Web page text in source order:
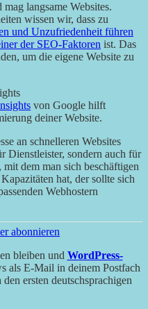
langsame Websites.
wissen wir, dass zu
und Unzufriedenheit führen
der SEO-Faktoren ist. Das
um die eigene Website zu
von Google hilft
deiner Website.
an schnelleren Websites
Dienstleister, sondern auch für
dem man sich beschäftigen
hat, der sollte sich
Webhostern
bleiben und WordPress-
als E-Mail in deinem Postfach
ersten deutschsprachigen